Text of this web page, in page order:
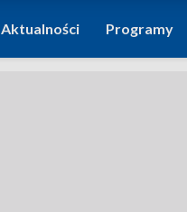
Aktualności Programy